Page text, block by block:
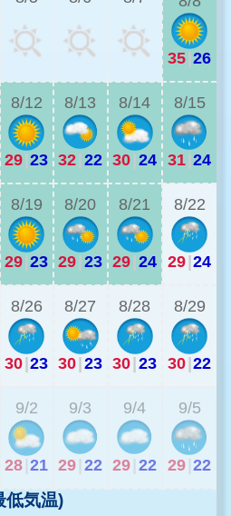
35|26
8/12
29|23
8/13
32|22
8/14
30|24
8/15
31|24
8/19
29|23
8/20
29|23
8/21
29|24
8/22
29|24
8/26
30|23
8/27
30|23
8/28
30|23
8/29
30|22
9/2
28 21
9/3
29 22
9/4
29 22
9/5
29 22
低気温)